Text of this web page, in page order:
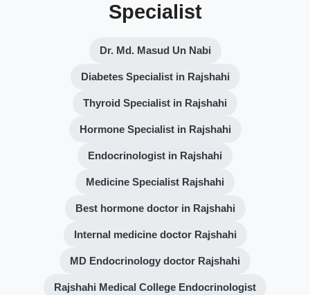
Specialist
Dr. Md. Masud Un Nabi
Diabetes Specialist in Rajshahi
Thyroid Specialist in Rajshahi
Hormone Specialist in Rajshahi
Endocrinologist in Rajshahi
Medicine Specialist Rajshahi
Best hormone doctor in Rajshahi
Internal medicine doctor Rajshahi
MD Endocrinology doctor Rajshahi
Rajshahi Medical College Endocrinologist